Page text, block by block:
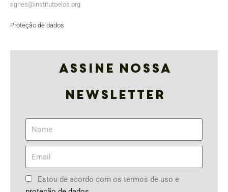
agnes@institutoelos.org
Proteção de dados
Assine nossa
Newsletter
Estou de acordo com os termos de uso e